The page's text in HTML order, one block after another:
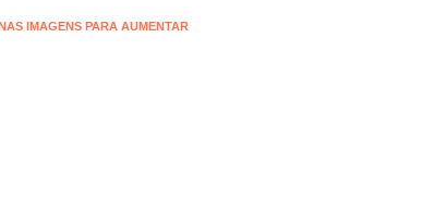
IMAGENS PARA AUMENTAR